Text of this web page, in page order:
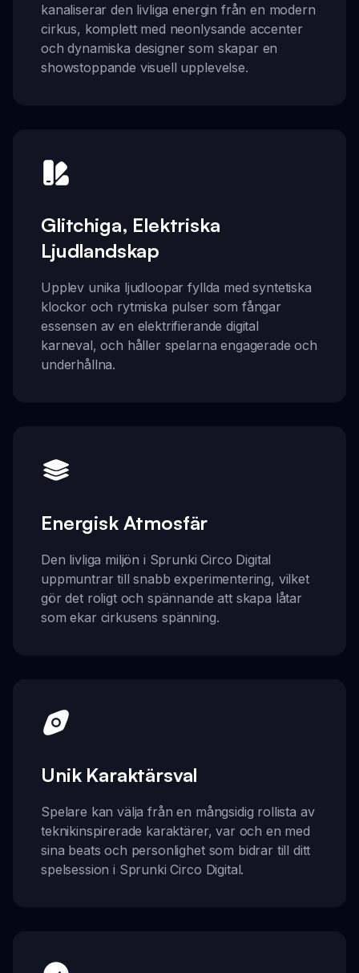
kanaliserar den livliga energin från en modern
cirkus, komplett med neonlysande accenter
och dynamiska designer som skapar en
showstoppande visuell upplevelse.
Glitchiga, Elektriska
Ljudlandskap
Upplev unika ljudloopar fyllda med syntetiska
klockor och rytmiska pulser som fångar
essensen av en elektrifierande digital
karneval, och håller spelarna engagerade och
underhållna.
Energisk Atmosfär
Den livliga miljön i Sprunki Circo Digital
uppmuntrar till snabb experimentering, vilket
gör det roligt och spännande att skapa låtar
som ekar cirkusens spänning.
Unik Karaktärsval
Spelare kan välja från en mångsidig rollista av
teknikinspirerade karaktärer, var och en med
sina beats och personlighet som bidrar till ditt
spelsession i Sprunki Circo Digital.